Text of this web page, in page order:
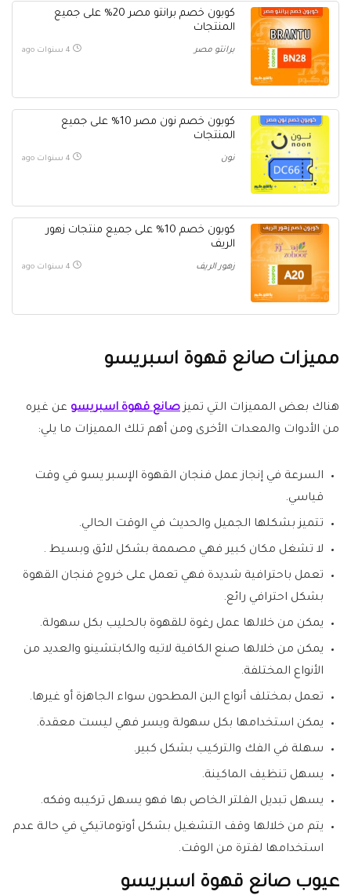
كوبون خصم برانتو مصر 20% على جميع
المنتجات
برانتو مصر 4 سنوات ago
كوبون خصم نون مصر 10% على جميع
المنتجات
نون 4 سنوات ago
كوبون خصم 10% على جميع منتجات زهور
الريف
زهور الريف 4 سنوات ago
مميزات صانع قهوة اسبريسو
هناك بعض المميزات التي تميزصانع قهوة اسبريسو عن غيره
من الأدوات والمعدات الأخرى ومن أهم تلك المميزات ما يلي:
السرعة في إنجاز عمل فنجان القهوة الإسبر يسو في وقت
قياسي.
تتميز بشكلها الجميل والحديث في الوقت الحالي.
لا تشغل مكان كبير فهي مصممة بشكل لائق وبسيط .
تعمل باحترافية شديدة فهي تعمل على خروج فنجان القهوة
بشكل احترافي رائع.
يمكن من خلالها عمل رغوة للقهوة بالحليب بكل سهولة.
يمكن من خلالها صنع الكافية لاتيه والكابتشينو والعديد من
الأنواع المختلفة.
تعمل بمختلف أنواع البن المطحون سواء الجاهزة أو غيرها.
يمكن استخدامها بكل سهولة ويسر فهي ليست معقدة.
سهلة في الفك والتركيب بشكل كبير.
يسهل تنظيف الماكينة.
يسهل تبديل الفلتر الخاص بها فهو يسهل تركيبه وفكه.
يتم من خلالها وقف التشغيل بشكل أوتوماتيكي في حالة عدم
استخدامها لفترة من الوقت.
عيوب صانع قهوة اسبريسو